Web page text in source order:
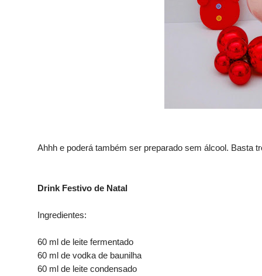
Ahhh e poderá também ser preparado sem álcool. Basta
Drink Festivo de Natal
Ingredientes:
60 ml de leite fermentado
60 ml de vodka de baunilha
60 ml de leite condensado